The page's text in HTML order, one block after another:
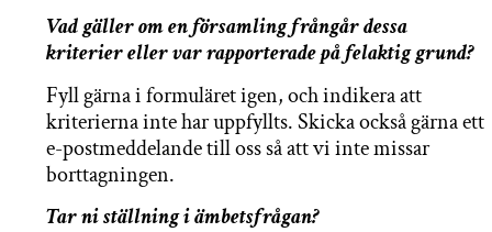
Vad gäller om en församling frångår dessa
kriterier eller var rapporterade på felaktig grund?
Fyll gärna i formuläret igen, och indikera att
kriterierna inte har uppfyllts. Skicka också gärna ett
e-postmeddelande till oss så att vi inte missar
borttagningen.
Tar ni ställning i ämbetsfrågan?